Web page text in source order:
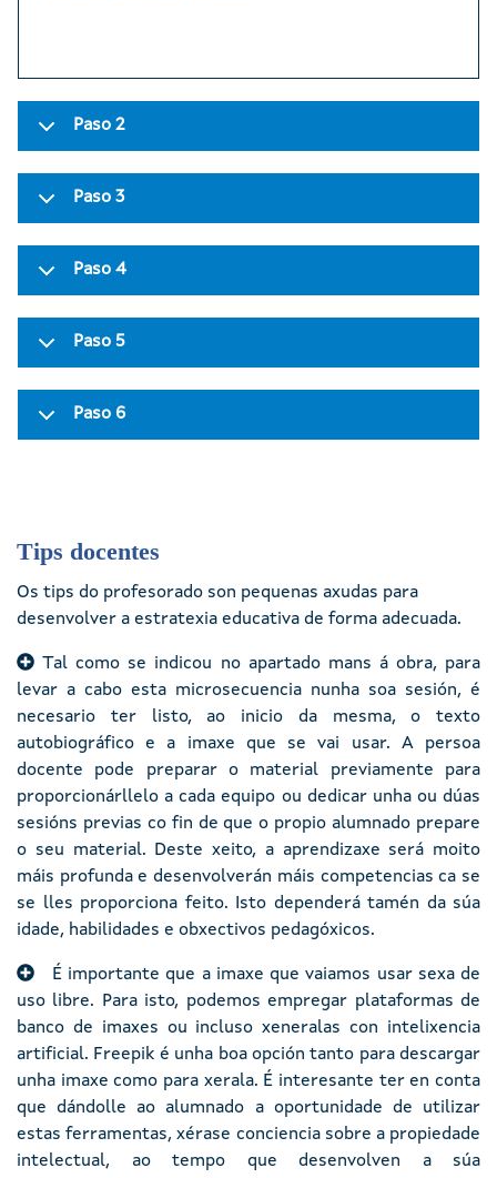
Paso 2
Paso 3
Paso 4
Paso 5
Paso 6
Tips docentes
Os tips do profesorado son pequenas axudas para
desenvolver a estratexia educativa de forma adecuada.
Tal como se indicou no apartado mans á obra, para
levar a cabo esta microsecuencia nunha soa sesión, é
necesario ter listo, ao inicio da mesma, o texto
autobiográfico e a imaxe que se vai usar. A persoa
docente pode preparar o material previamente para
proporcionárllelo a cada equipo ou dedicar unha ou dúas
sesións previas co fin de que o propio alumnado prepare
o seu material. Deste xeito, a aprendizaxe será moito
máis profunda e desenvolverán máis competencias ca se
se lles proporciona feito. Isto dependerá tamén da súa
idade, habilidades e obxectivos pedagóxicos.
É importante que a imaxe que vaiamos usar sexa de
uso libre. Para isto, podemos empregar plataformas de
banco de imaxes ou incluso xeneralas con intelixencia
artificial. Freepik é unha boa opción tanto para descargar
unha imaxe como para xerala. É interesante ter en conta
que dándolle ao alumnado a oportunidade de utilizar
estas ferramentas, xérase conciencia sobre a propiedade
intelectual, ao tempo que desenvolven a súa